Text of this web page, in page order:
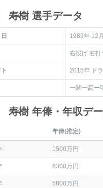
寿樹 選手データ
1989年 12
右投げ 右打
2015年 ド
一関一高ー
寿樹 年俸・年収デ
年俸(推定)
1500万円
6300万円
5800万円